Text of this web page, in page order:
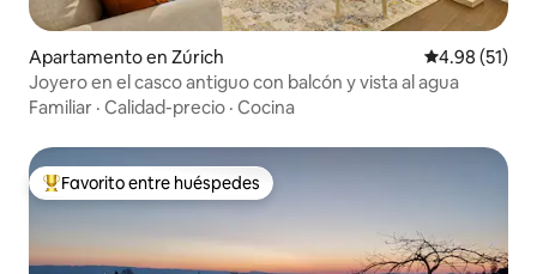
Apartamento en Zúrich Calificación
4.98 (51)
Joyero en el casco antiguo con balcón y vista al agua
Familiar · Calidad-precio · Cocina
Favorito entre huéspedes preferido
Favorito entre huéspedes